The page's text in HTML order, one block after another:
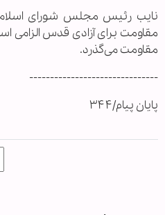
نایب رئیس مجلس شورای
مقاومت برای آزادی قدس الزامی
مقاومت می‌گذرد.
-------------------------------
پایان پیام/۳۴۴